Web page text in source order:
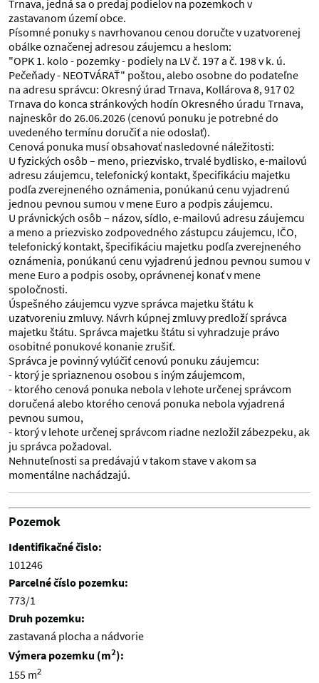
Trnava, jedná sa o predaj podielov na pozemkoch v
zastavanom území obce.
Písomné ponuky s navrhovanou cenou doručte v uzatvorenej
obálke označenej adresou záujemcu a heslom:
"OPK 1. kolo - pozemky - podiely na LV č. 197 a č. 198 v k. ú.
Pečeňady - NEOTVÁRAŤ" poštou, alebo osobne do podateľne
na adresu správcu: Okresný úrad Trnava, Kollárova 8, 917 02
Trnava do konca stránkových hodín Okresného úradu Trnava,
najneskôr do 26.06.2026 (cenovú ponuku je potrebné do
uvedeného termínu doručiť a nie odoslať).
Cenová ponuka musí obsahovať nasledovné náležitosti:
U fyzických osôb – meno, priezvisko, trvalé bydlisko, e-mailovú
adresu záujemcu, telefonický kontakt, špecifikáciu majetku
podľa zverejneného oznámenia, ponúkanú cenu vyjadrenú
jednou pevnou sumou v mene Euro a podpis záujemcu.
U právnických osôb – názov, sídlo, e-mailovú adresu záujemcu
a meno a priezvisko zodpovedného zástupcu záujemcu, IČO,
telefonický kontakt, špecifikáciu majetku podľa zverejneného
oznámenia, ponúkanú cenu vyjadrenú jednou pevnou sumou v
mene Euro a podpis osoby, oprávnenej konať v mene
spoločnosti.
Úspešného záujemcu vyzve správca majetku štátu k
uzatvoreniu zmluvy. Návrh kúpnej zmluvy predloží správca
majetku štátu. Správca majetku štátu si vyhradzuje právo
osobitné ponukové konanie zrušiť.
Správca je povinný vylúčiť cenovú ponuku záujemcu:
- ktorý je spriaznenou osobou s iným záujemcom,
- ktorého cenová ponuka nebola v lehote určenej správcom
doručená alebo ktorého cenová ponuka nebola vyjadrená
pevnou sumou,
- ktorý v lehote určenej správcom riadne nezložil zábezpeku, ak
ju správca požadoval.
Nehnuteľnosti sa predávajú v takom stave v akom sa
momentálne nachádzajú.
Pozemok
Identifikačné čislo:
101246
Parcelné číslo pozemku:
773/1
Druh pozemku:
zastavaná plocha a nádvorie
Výmera pozemku (m2):
155 m2